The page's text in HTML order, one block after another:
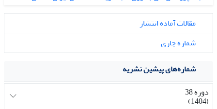
مقالات آماده انتشار
شماره جاری
شماره‌های پیشین نشریه
دوره 38
(1404)